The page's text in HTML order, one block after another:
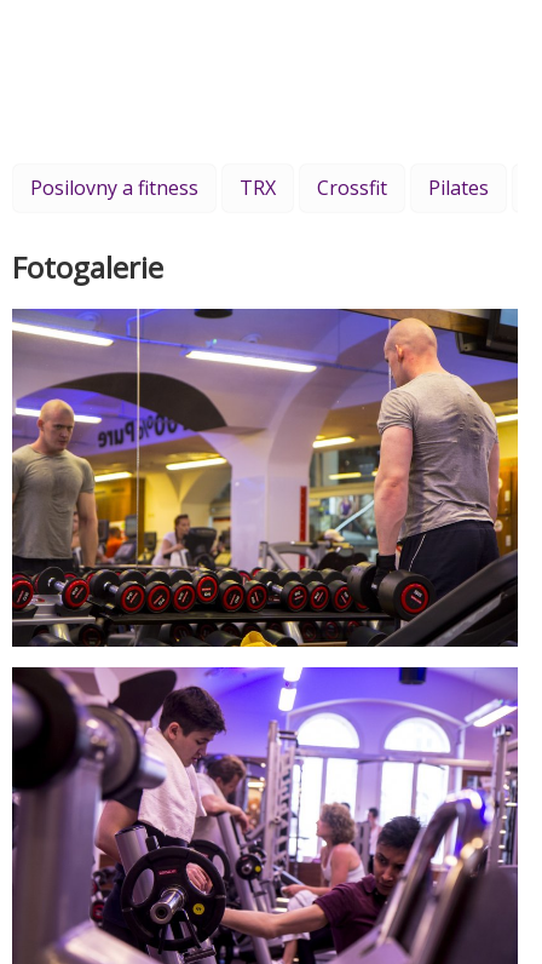
Posilovny a fitness TRX Crossfit Pilates
Fotogalerie